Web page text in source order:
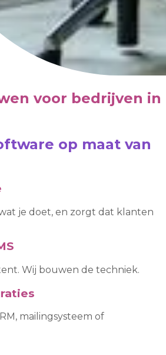
voor bedrijven in
op maat van
je doet, en zorgt dat klanten
Wij bouwen de techniek.
mailingsysteem of